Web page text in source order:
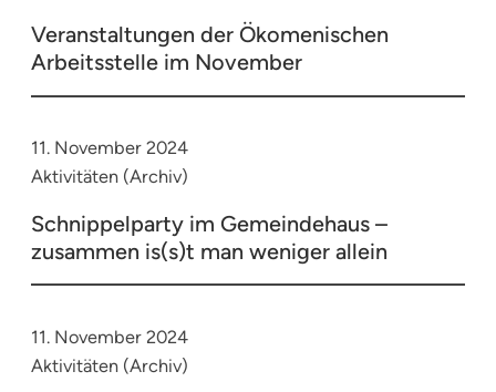
Veranstaltungen der Ökomenischen
Arbeitsstelle im November
11. November 2024
Aktivitäten (Archiv)
Schnippelparty im Gemeindehaus –
zusammen is(s)t man weniger allein
11. November 2024
Aktivitäten (Archiv)